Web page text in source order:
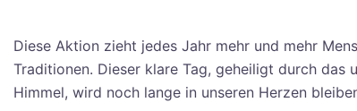
Diese Aktion zieht jedes Jahr mehr und mehr
Traditionen. Dieser klare Tag, geheiligt durch
Himmel, wird noch lange in unseren Herzen